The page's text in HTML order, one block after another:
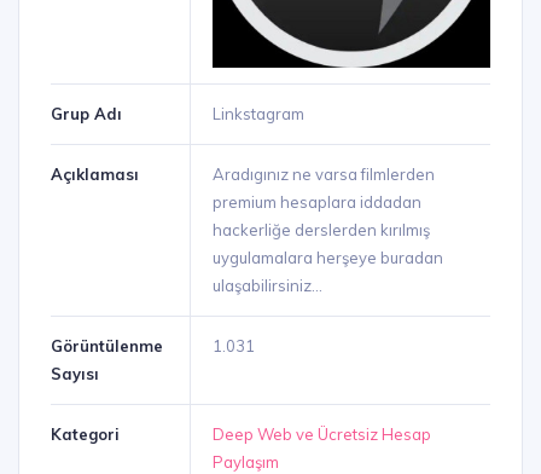
Grup Adı Linkstagram
Açıklaması
Aradıgınız ne varsa filmlerden
premium hesaplara iddadan
hackerliğe derslerden kırılmış
uygulamalara herşeye buradan
ulaşabilirsiniz...
Görüntülenme
Sayısı
1.031
Kategori
Deep Web ve Ücretsiz Hesap
Paylaşım